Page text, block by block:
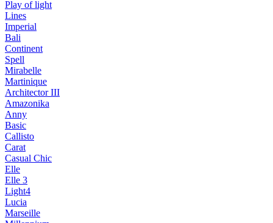
Play of light
Lines
Imperial
Bali
Continent
Spell
Mirabelle
Martinique
Architector III
Amazonika
Anny
Basic
Callisto
Carat
Casual Chic
Elle
Elle 3
Light4
Lucia
Marseille